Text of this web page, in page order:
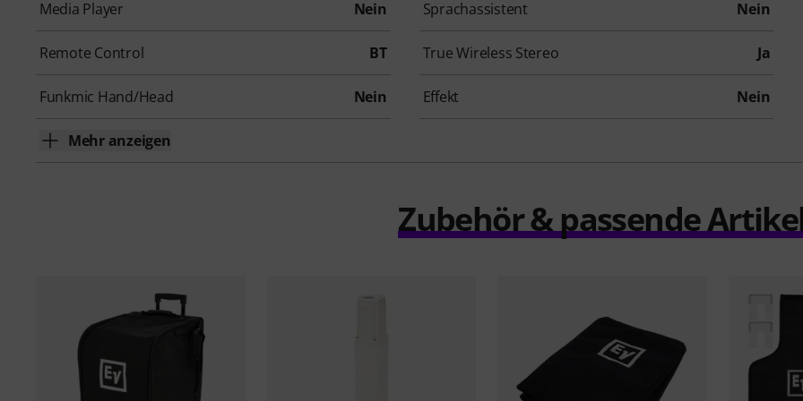
Media Player Nein Sprachassistent Nein
Remote Control BT True Wireless Stereo Ja
Funkmic Hand/Head Nein Effekt Nein
Mehr anzeigen
Zubehör & passende